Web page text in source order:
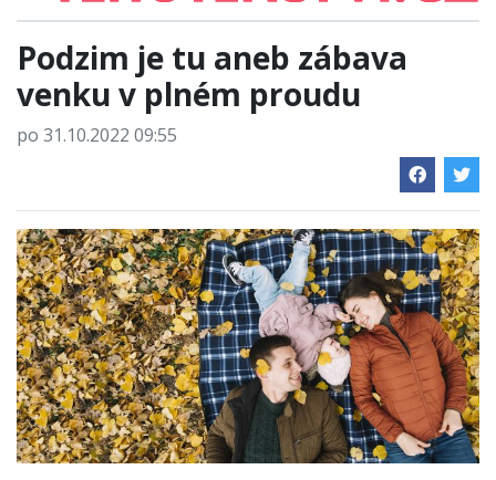
Podzim je tu aneb zábava
venku v plném proudu
po 31.10.2022 09:55